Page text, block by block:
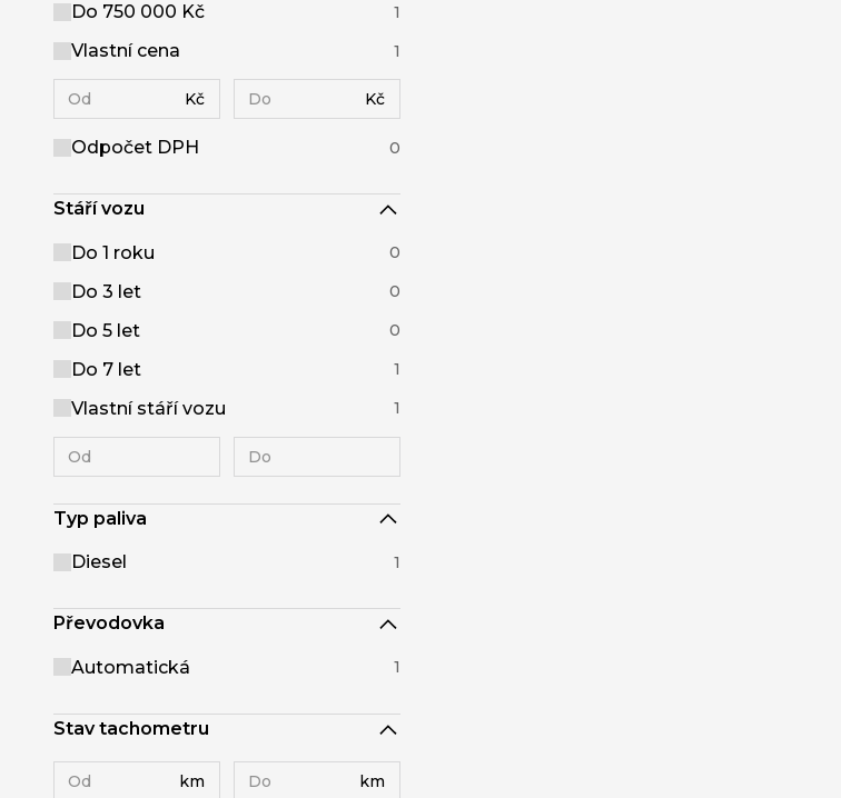
Do 750 000 Kč 1
Vlastní cena 1
Kč Kč
Odpočet DPH 0
Stáří vozu
Do 1 roku 0
Do 3 let 0
Do 5 let 0
Do 7 let 1
Vlastní stáří vozu 1
Typ paliva
Diesel 1
Převodovka
Automatická 1
Stav tachometru
km km